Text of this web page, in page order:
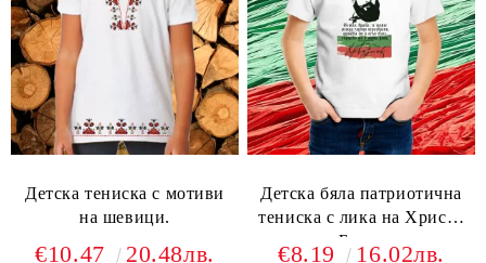
Детска тениска с мотиви
на шевици.
€10.47 20.48лв.
Детска бяла патриотична
тениска с лика на Христо
Ботев
€8.19 16.02лв.